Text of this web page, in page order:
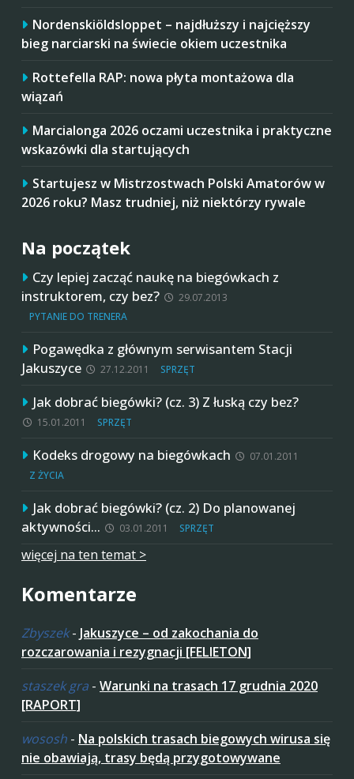
Nordenskiöldsloppet – najdłuższy i najcięższy
bieg narciarski na świecie okiem uczestnika
Rottefella RAP: nowa płyta montażowa dla
wiązań
Marcialonga 2026 oczami uczestnika i praktyczne
wskazówki dla startujących
Startujesz w Mistrzostwach Polski Amatorów w
2026 roku? Masz trudniej, niż niektórzy rywale
Na początek
Czy lepiej zacząć naukę na biegówkach z
instruktorem, czy bez?
29.07.2013
PYTANIE DO TRENERA
Pogawędka z głównym serwisantem Stacji
Jakuszyce
27.12.2011 SPRZĘT
Jak dobrać biegówki? (cz. 3) Z łuską czy bez?
15.01.2011 SPRZĘT
Kodeks drogowy na biegówkach
07.01.2011
Z ŻYCIA
Jak dobrać biegówki? (cz. 2) Do planowanej
aktywności…
03.01.2011 SPRZĘT
więcej na ten temat >
Komentarze
Zbyszek- Jakuszyce – od zakochania do
rozczarowania i rezygnacji [FELIETON]
staszek gra - Warunki na trasach 17 grudnia 2020
[RAPORT]
wososh - Na polskich trasach biegowych wirusa się
nie obawiają, trasy będą przygotowywane